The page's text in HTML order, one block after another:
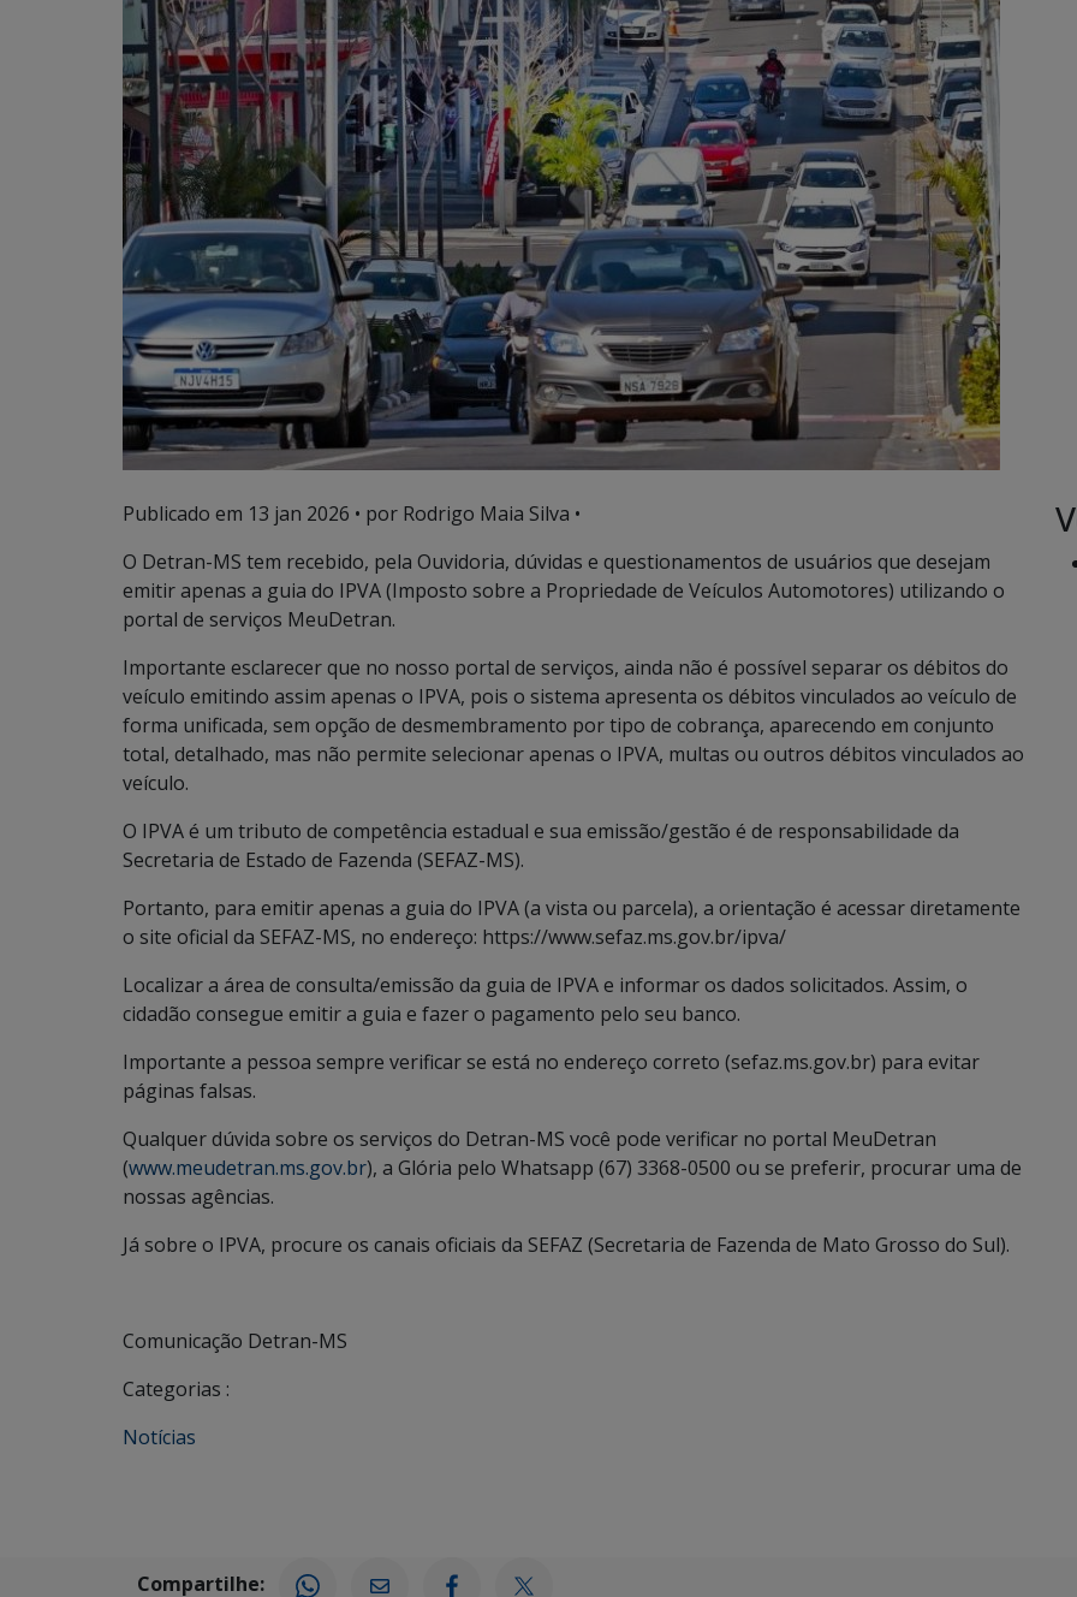
Publicado em 13 jan 2026 • por Rodrigo Maia Silva •
O Detran-MS tem recebido, pela Ouvidoria, dúvidas e questionamentos de usuários que desejam
emitir apenas a guia do IPVA (Imposto sobre a Propriedade de Veículos Automotores) utilizando o
portal de serviços MeuDetran.
Importante esclarecer que no nosso portal de serviços, ainda não é possível separar os débitos do
veículo emitindo assim apenas o IPVA, pois o sistema apresenta os débitos vinculados ao veículo de
forma unificada, sem opção de desmembramento por tipo de cobrança, aparecendo em conjunto
total, detalhado, mas não permite selecionar apenas o IPVA, multas ou outros débitos vinculados ao
veículo.
O IPVA é um tributo de competência estadual e sua emissão/gestão é de responsabilidade da
Secretaria de Estado de Fazenda (SEFAZ-MS).
Portanto, para emitir apenas a guia do IPVA (a vista ou parcela), a orientação é acessar diretamente
o site oficial da SEFAZ-MS, no endereço: https://www.sefaz.ms.gov.br/ipva/
Localizar a área de consulta/emissão da guia de IPVA e informar os dados solicitados. Assim, o
cidadão consegue emitir a guia e fazer o pagamento pelo seu banco.
Importante a pessoa sempre verificar se está no endereço correto (sefaz.ms.gov.br) para evitar
páginas falsas.
Qualquer dúvida sobre os serviços do Detran-MS você pode verificar no portal MeuDetran
(www.meudetran.ms.gov.br), a Glória pelo Whatsapp (67) 3368-0500 ou se preferir, procurar uma de
nossas agências.
Já sobre o IPVA, procure os canais oficiais da SEFAZ (Secretaria de Fazenda de Mato Grosso do Sul).
Comunicação Detran-MS
Categorias :
Notícias
Compartilhe: